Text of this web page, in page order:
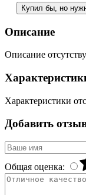
Купил бы, но
Описание
Описание
Характеристики
Добавить
Общая оценка: